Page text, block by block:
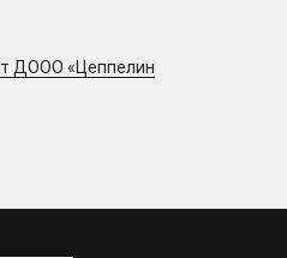
ДООО «Цеппелин